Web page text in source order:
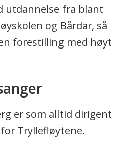
utdannelse fra blant
og Bårdar, så
forestilling med høyt
er som alltid dirigent
Tryllefløytene.